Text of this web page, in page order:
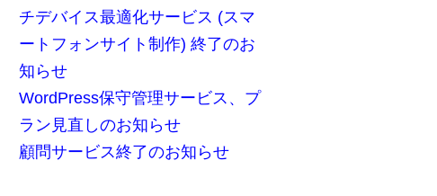
チデバイス最適化サービス (スマ
ートフォンサイト制作) 終了のお
知らせ
WordPress保守管理サービス、プ
ラン見直しのお知らせ
顧問サービス終了のお知らせ